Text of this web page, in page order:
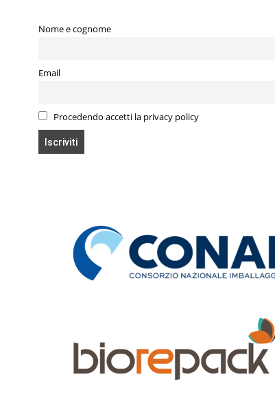
Nome e cognome
Email
Procedendo accetti la privacy policy